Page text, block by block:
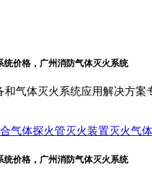
气体灭火系统应用解决方
气体探火管灭火装置灭火气